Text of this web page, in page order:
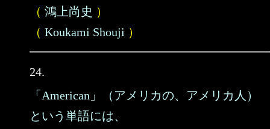
（ 鴻上尚史 ）
（ Koukami Shouji ）
24.
「American」（アメリカの、アメリカ人）
という単語には、